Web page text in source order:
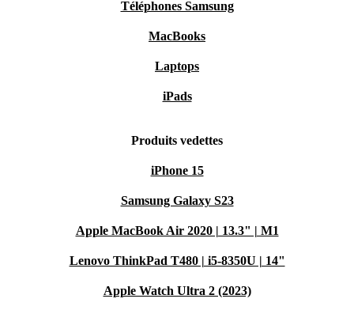
Téléphones Samsung
MacBooks
Laptops
iPads
Produits vedettes
iPhone 15
Samsung Galaxy S23
Apple MacBook Air 2020 | 13.3" | M1
Lenovo ThinkPad T480 | i5-8350U | 14"
Apple Watch Ultra 2 (2023)